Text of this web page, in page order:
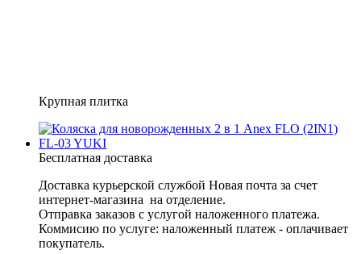
Крупная плитка
Бесплатная доставка
Доставка курьерской службой Новая почта за счет
интернет-магазина на отделение.
​​​​​​Отправка заказов с услугой наложенного платежа.
Коммисию по услуге: наложенный платеж - оплачивает
покупатель.